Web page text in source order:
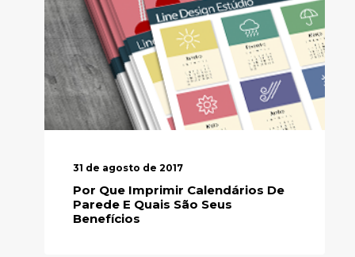
31 de agosto de 2017
Por Que Imprimir Calendários De
Parede E Quais São Seus
Benefícios